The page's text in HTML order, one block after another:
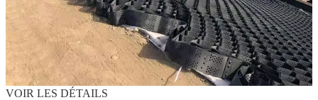
VOIR LES DÉTAILS